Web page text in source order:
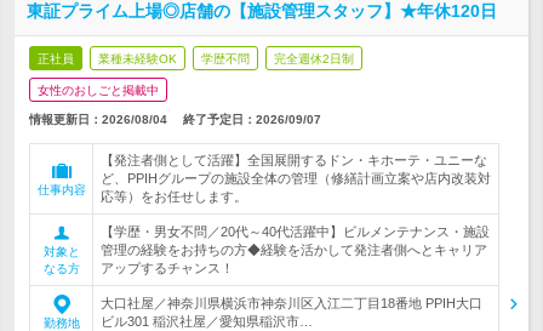
東証プライム上場◎店舗の【施設管理スタッフ】★年休120日
正社員 業種未経験OK 学歴不問 完全週休2日制
女性のおしごと掲載中
情報更新日：2026/08/04 終了予定日： 2026/09/07
仕事内容
【発注者側として活躍】全国展開するドン・キホーテ・ユニーな
ど、PPIHグループの施設全体の管理（修繕計画立案や店内改装対
応等）をお任せします。
対象と
なる方
【学歴・男女不問／20代～40代活躍中】ビルメンテナンス・施設
管理の経験をお持ちの方◆経験を活かして発注者側へとキャリア
アップするチャンス！
勤務地
大口社屋／神奈川県横浜市神奈川区入江二丁目18番地 PPIH大口
ビル301 稲沢社屋／愛知県稲沢市…